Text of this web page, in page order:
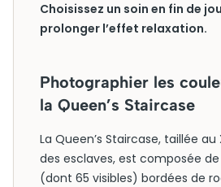
Choisissez un soin en fin de
prolonger l’effet relaxation.
Photographier les
la Queen’s Staircase
La Queen’s Staircase, taillée au
des esclaves, est composée
(dont 65 visibles) bordées de